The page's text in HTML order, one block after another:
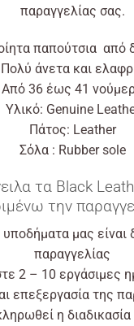
παραγγελίας σας.
παπούτσια από
Πολύ άνετα και
Από 36 έως 41
Υλικό: Genuine
Πάτος: Leather
Σόλα : Rubber sole
τα Black
την
μας είναι
παραγγελίας
2 – 10 εργάσιμες
επεξεργασία της
η